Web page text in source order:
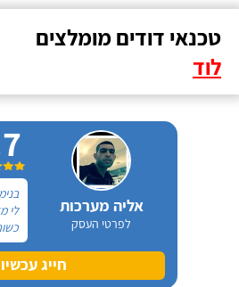
טכנאי דודים מומלצים
לוד
אליה מערכות
לפרטי העסק
לי
שמש
גרה
חייג